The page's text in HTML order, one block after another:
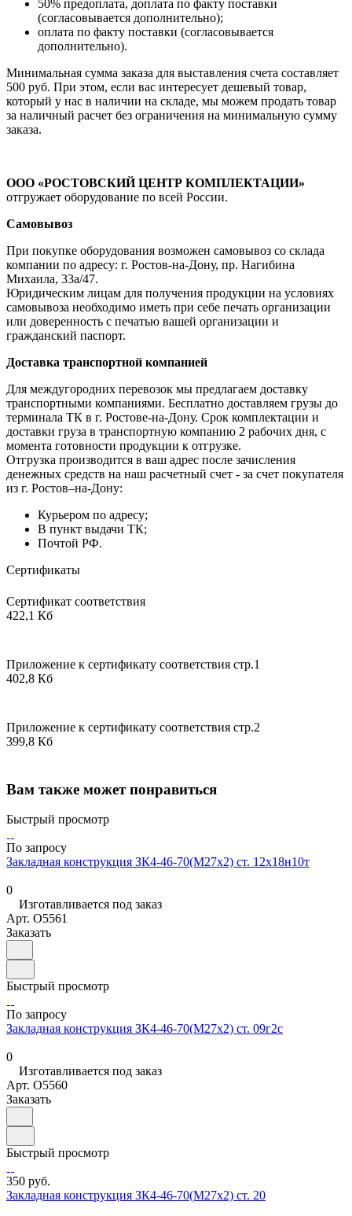
50% предоплата, доплата по факту поставки
(согласовывается дополнительно);
оплата по факту поставки (согласовывается
дополнительно).
Минимальная сумма заказа для выставления счета составляет
500 руб. При этом, если вас интересует дешевый товар,
который у нас в наличии на складе, мы можем продать товар
за наличный расчет без ограничения на минимальную сумму
заказа.
ООО «РОСТОВСКИЙ ЦЕНТР КОМПЛЕКТАЦИИ»
отгружает оборудование по всей России.
Самовывоз
При покупке оборудования возможен самовывоз со склада
компании по адресу: г. Ростов-на-Дону, пр. Нагибина
Михаила, 33а/47.
Юридическим лицам для получения продукции на условиях
самовывоза необходимо иметь при себе печать организации
или доверенность с печатью вашей организации и
гражданский паспорт.
Доставка транспортной компанией
Для междугородних перевозок мы предлагаем доставку
транспортными компаниями. Бесплатно доставляем грузы до
терминала ТК в г. Ростове-на-Дону. Срок комплектации и
доставки груза в транспортную компанию 2 рабочих дня, с
момента готовности продукции к отгрузке.
Отгрузка производится в ваш адрес после зачисления
денежных средств на наш расчетный счет - за счет покупателя
из г. Ростов–на-Дону:
Курьером по адресу;
В пункт выдачи ТК;
Почтой РФ.
Сертификаты
Сертификат соответствия
422,1 Кб
Приложение к сертификату соответствия стр.1
402,8 Кб
Приложение к сертификату соответствия стр.2
399,8 Кб
Вам также может понравиться
Быстрый просмотр
По запросу
Закладная конструкция ЗК4-46-70(М27х2) ст. 12х18н10т
0
Изготавливается под заказ
Арт. O5561
Заказать
Быстрый просмотр
По запросу
Закладная конструкция ЗК4-46-70(М27х2) ст. 09г2с
0
Изготавливается под заказ
Арт. O5560
Заказать
Быстрый просмотр
350 руб.
Закладная конструкция ЗК4-46-70(М27х2) ст. 20